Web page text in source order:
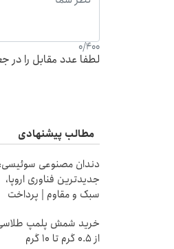
0/400
لطفا عدد مقابل را در
مطالب پیشنهادی
دندان مصنوعی سوئیسی:
جدیدترین فناوری اروپا،
سبک و مقاوم | پرداخت
خرید شمش پلمپ
از ۰.۵ گرم تا ۱۰ گرم